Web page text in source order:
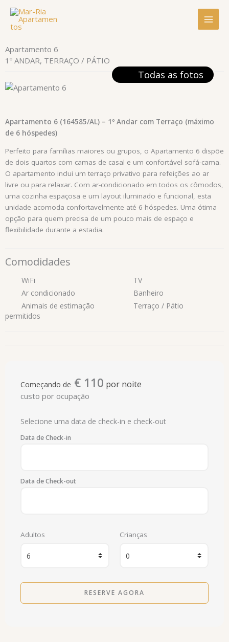
Pular
para
Apartamento 6
1º ANDAR, TERRAÇO / PÁTIO
Todas as fotos
Apartamento 6 (164585/AL) – 1º Andar com Terraço (máximo
de 6 hóspedes)
Perfeito para famílias maiores ou grupos, o Apartamento 6 dispõe
de dois quartos com camas de casal e um confortável sofá-cama.
O apartamento inclui um terraço privativo para refeições ao ar
livre ou para relaxar. Com ar-condicionado em todos os cômodos,
uma cozinha espaçosa e um layout iluminado e funcional, esta
unidade acomoda confortavelmente até 6 hóspedes. Uma ótima
opção para quem precisa de um pouco mais de espaço e
flexibilidade durante a estadia.
Comodidades
WiFi
TV
Ar condicionado
Banheiro
Animais de estimação
permitidos
Terraço / Pátio
Começando de € 110 por noite
custo por ocupação
Selecione uma data de check-in e check-out
Data de Check-in
Data de Check-out
Adultos Crianças